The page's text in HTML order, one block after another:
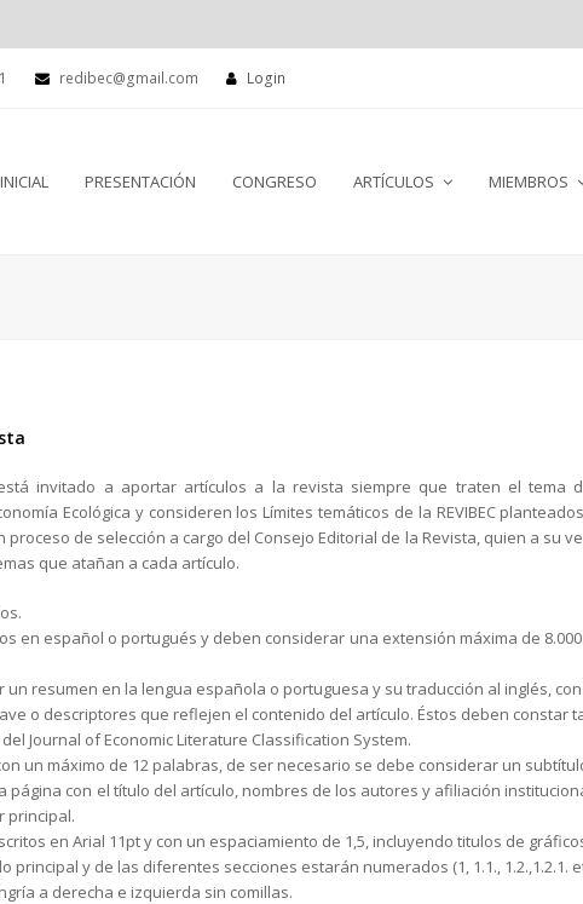
redibec@gmail.com Login
INICIAL PRESENTACIÓN CONGRESO ARTÍCULOS MIEMBROS
invitado a aportar artículos a la revista siempre que traten el tema
Ecológica y consideren los Límites temáticos de la REVIBEC
de selección a cargo del Consejo Editorial de la Revista, quien a su
que atañan a cada artículo.
en español o portugués y deben considerar una extensión máxima de
resumen en la lengua española o portuguesa y su traducción al inglés,
o descriptores que reflejen el contenido del artículo. Éstos deben constar
Journal of Economic Literature Classification System.
un máximo de 12 palabras, de ser necesario se debe considerar un
página con el título del artículo, nombres de los autores y afiliación
principal.
en Arial 11pt y con un espaciamiento de 1,5, incluyendo titulos de
principal y de las diferentes secciones estarán numerados (1, 1.1., 1.2.,1.2.1.
a derecha e izquierda sin comillas.